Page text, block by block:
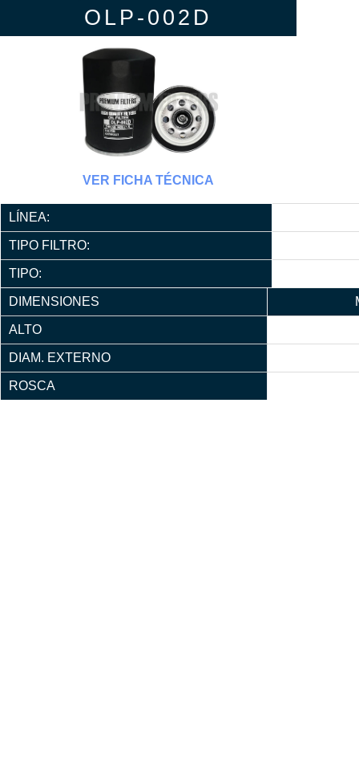
OLP-002D
VER FICHA TÉCNICA
LÍNEA:
TIPO FILTRO:
TIPO:
DIMENSIONES
ALTO
DIAM. EXTERNO
ROSCA